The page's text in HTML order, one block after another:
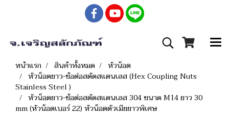
หน้าแรก สินค้าทั้งหมด
หัวน็อต
หัวน็อตยาว-ข้อต่อสตัดสแตนเลส (Hex Coupling Nuts
Stainless Steel )
หัวน็อตยาว-ข้อต่อสตัดสแตนเลส 304 ขนาด M14 ยาว 30
mm (หัวน็อตเบอร์ 22) หัวน็อตตัวเมียยาวพิเศษ